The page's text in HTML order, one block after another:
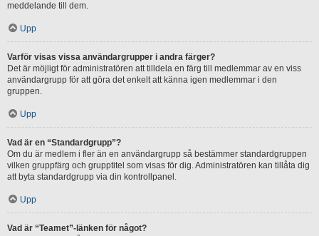
meddelande till dem.
Upp
Varför visas vissa användargrupper i andra färger?
Det är möjligt för administratören att tilldela en färg till medlemmar av en viss
användargrupp för att göra det enkelt att känna igen medlemmar i den
gruppen.
Upp
Vad är en “Standardgrupp”?
Om du är medlem i fler än en användargrupp så bestämmer standardgruppen
vilken gruppfärg och grupptitel som visas för dig. Administratören kan tillåta dig
att byta standardgrupp via din kontrollpanel.
Upp
Vad är “Teamet”-länken för något?